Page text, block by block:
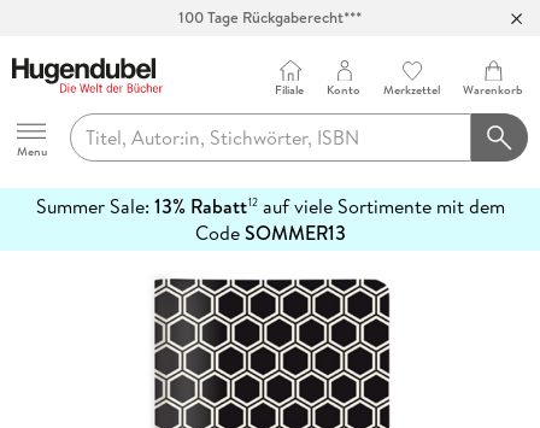
Hugendubel
Menu
Filiale Konto Merkzettel Warenkorb
Summer Sale: 13% Rabatt12auf viele Sortimente mit dem
CodeSOMMER13
erfahren